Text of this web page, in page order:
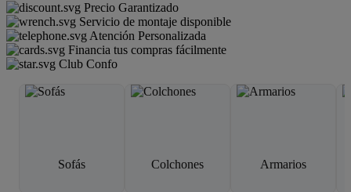
Precio Garantizado
Servicio de montaje disponible
Atención Personalizada
Financia tus compras fácilmente
Club Confo
Sofás Colchones Armarios